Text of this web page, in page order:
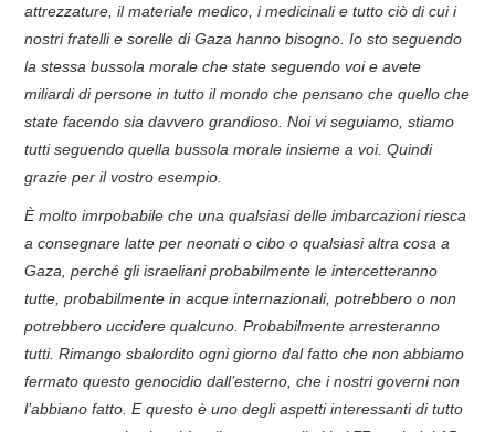
attrezzature, il materiale medico, i medicinali e tutto ciò di cui i
nostri fratelli e sorelle di Gaza hanno bisogno. Io sto seguendo
la stessa bussola morale che state seguendo voi e avete
miliardi di persone in tutto il mondo che pensano che quello che
state facendo sia davvero grandioso. Noi vi seguiamo, stiamo
tutti seguendo quella bussola morale insieme a voi. Quindi
grazie per il vostro esempio.
È molto imrpobabile che una qualsiasi delle imbarcazioni riesca
a consegnare latte per neonati o cibo o qualsiasi altra cosa a
Gaza, perché gli israeliani probabilmente le intercetteranno
tutte, probabilmente in acque internazionali, potrebbero o non
potrebbero uccidere qualcuno. Probabilmente arresteranno
tutti. Rimango sbalordito ogni giorno dal fatto che non abbiamo
fermato questo genocidio dall’esterno, che i nostri governi non
l’abbiano fatto. E questo è uno degli aspetti interessanti di tutto